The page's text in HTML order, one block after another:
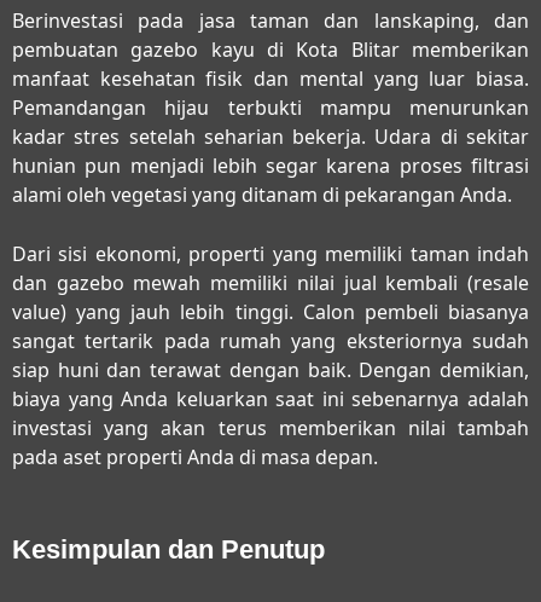
Berinvestasi pada jasa taman dan lanskaping, dan
pembuatan gazebo kayu di Kota Blitarmemberikan
manfaat kesehatan fisik dan mental yang luar biasa.
Pemandangan hijau terbukti mampu menurunkan
kadar stres setelah seharian bekerja. Udara di sekitar
hunian pun menjadi lebih segar karena proses filtrasi
alami oleh vegetasi yang ditanam di pekarangan Anda.
Dari sisi ekonomi, properti yang memiliki taman indah
dan gazebo mewah memiliki nilai jual kembali (resale
value) yang jauh lebih tinggi. Calon pembeli biasanya
sangat tertarik pada rumah yang eksteriornya sudah
siap huni dan terawat dengan baik. Dengan demikian,
biaya yang Anda keluarkan saat ini sebenarnya adalah
investasi yang akan terus memberikan nilai tambah
pada aset properti Anda di masa depan.
Kesimpulan dan Penutup